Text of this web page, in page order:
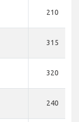
210
315
320
240